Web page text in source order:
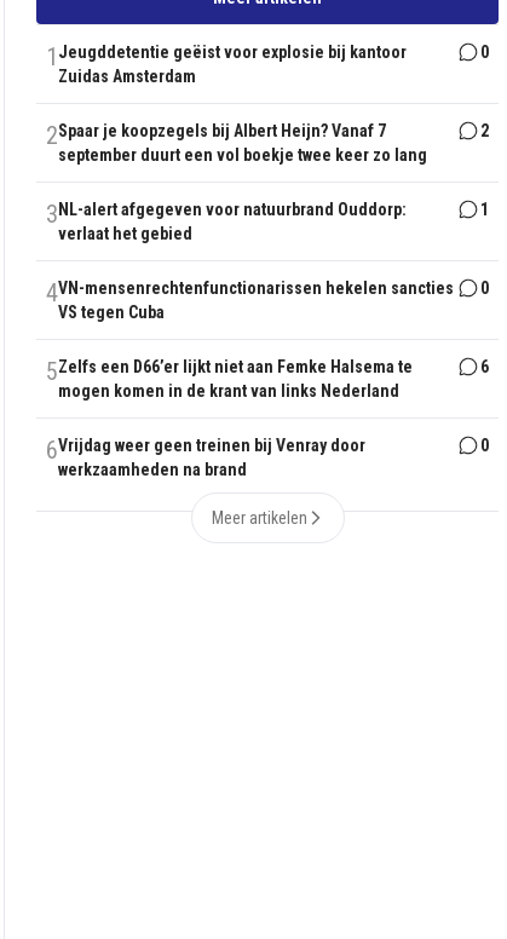
1 Jeugddetentie geëist voor explosie bij kantoor
Zuidas Amsterdam
0
2Spaar je koopzegels bij Albert Heijn? Vanaf 7
september duurt een vol boekje twee keer zo lang
2
3 NL-alert afgegeven voor natuurbrand Ouddorp:
verlaat het gebied
1
4VN-mensenrechtenfunctionarissen hekelen sancties
VS tegen Cuba
0
5Zelfs een D66’er lijkt niet aan Femke Halsema te
mogen komen in de krant van links Nederland
6
6Vrijdag weer geen treinen bij Venray door
werkzaamheden na brand
0
Meer artikelen